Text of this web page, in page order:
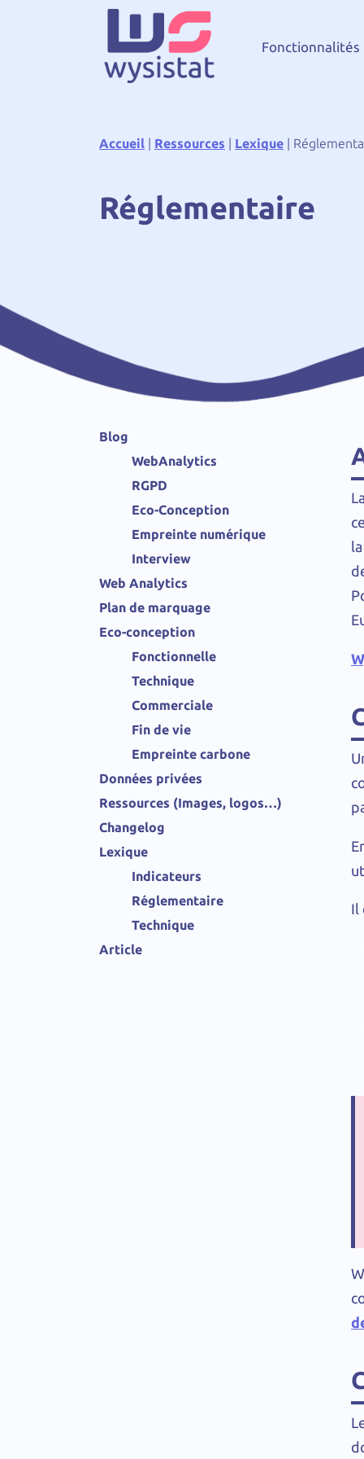
Fonctionnalités
Accueil | Ressources | Lexique |
Réglementaire
Blog
WebAnalytics
RGPD
Eco-Conception
Empreinte numérique
Interview
Web Analytics
Plan de marquage
Eco-conception
Fonctionnelle
Technique
Commerciale
Fin de vie
Empreinte carbone
Données privées
Ressources (Images, logos…)
Changelog
Lexique
Indicateurs
Réglementaire
Technique
Article
Il